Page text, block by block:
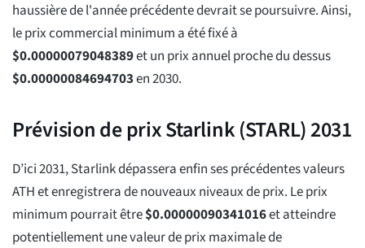
haussière de l'année précédente devrait se poursuivre. Ainsi,
le prix commercial minimum a été fixé à
$0.00000079048389et un prix annuel proche du dessus
$0.00000084694703en 2030.
Prévision de prix Starlink (STARL) 2031
D’ici 2031, Starlink dépassera enfin ses précédentes valeurs
ATH et enregistrera de nouveaux niveaux de prix. Le prix
minimum pourrait être$0.00000090341016et atteindre
potentiellement une valeur de prix maximale de